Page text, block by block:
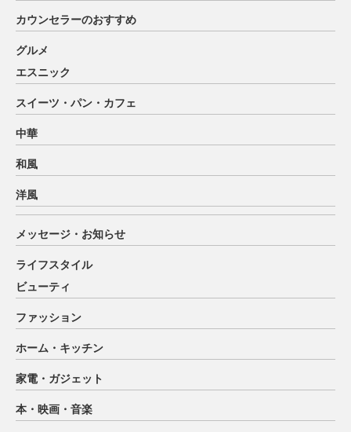
カウンセラーのおすすめ
グルメ
エスニック
スイーツ・パン・カフェ
中華
和風
洋風
メッセージ・お知らせ
ライフスタイル
ビューティ
ファッション
ホーム・キッチン
家電・ガジェット
本・映画・音楽